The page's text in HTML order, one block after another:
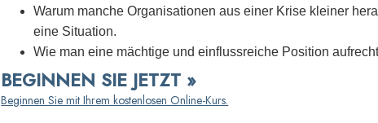
Warum manche Organisationen aus einer Krise kleiner
eine Situation.
Wie man eine mächtige und einflussreiche Position
BEGINNEN SIE JETZT »
Beginnen Sie mit Ihrem kostenlosen Online-Kurs.